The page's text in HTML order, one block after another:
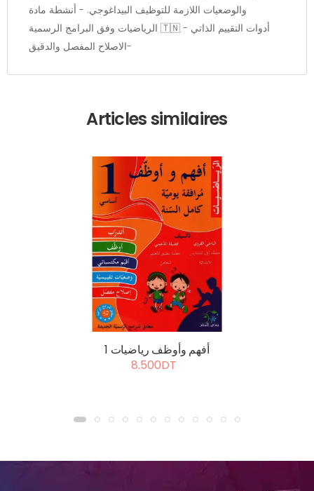
والوضعيات اللازمة للتوظيف البيداغوجي. - أنشطة مادة
الرياضيات وفق البرامج الرسمية 🇹🇳 - أدوات التقييم الذاتي
-الاصلاح المفصل والدقيق
Articles similaires
أفهم وأوظف رياضيات 1
8.500DT